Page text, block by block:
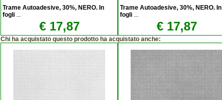
Trame Autoadesive, 30%, NERO. In
fogli ...
€ 17,87
Trame Autoadesive, 30%, NERO. In
fogli ...
€ 17,87
Chi ha acquistato questo prodotto ha acquistato anche: